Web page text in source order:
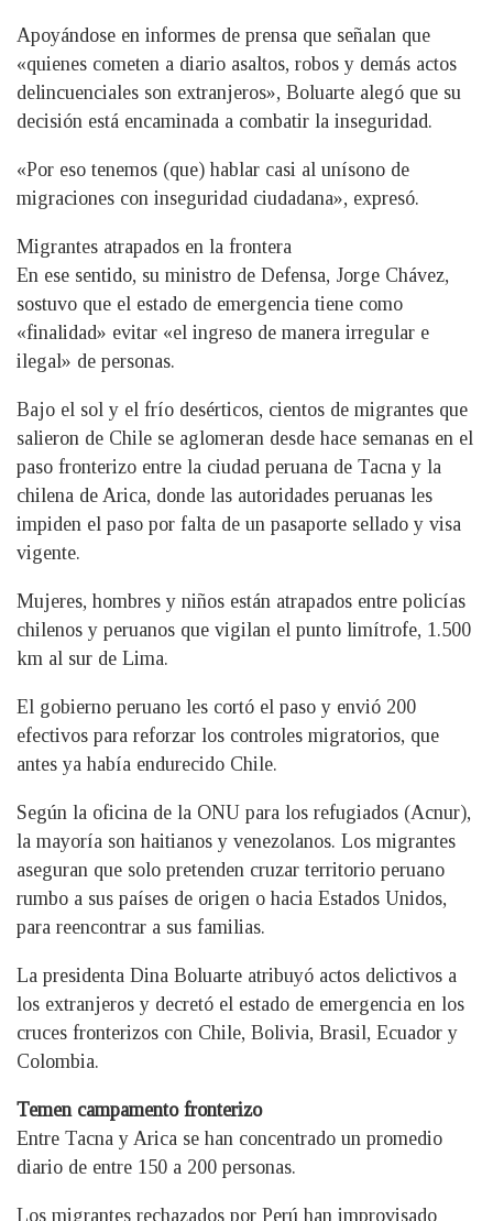
Apoyándose en informes de prensa que señalan que
«quienes cometen a diario asaltos, robos y demás actos
delincuenciales son extranjeros», Boluarte alegó que su
decisión está encaminada a combatir la inseguridad.
«Por eso tenemos (que) hablar casi al unísono de
migraciones con inseguridad ciudadana», expresó.
Migrantes atrapados en la frontera
En ese sentido, su ministro de Defensa, Jorge Chávez,
sostuvo que el estado de emergencia tiene como
«finalidad» evitar «el ingreso de manera irregular e
ilegal» de personas.
Bajo el sol y el frío desérticos, cientos de migrantes que
salieron de Chile se aglomeran desde hace semanas en el
paso fronterizo entre la ciudad peruana de Tacna y la
chilena de Arica, donde las autoridades peruanas les
impiden el paso por falta de un pasaporte sellado y visa
vigente.
Mujeres, hombres y niños están atrapados entre policías
chilenos y peruanos que vigilan el punto limítrofe, 1.500
km al sur de Lima.
El gobierno peruano les cortó el paso y envió 200
efectivos para reforzar los controles migratorios, que
antes ya había endurecido Chile.
Según la oficina de la ONU para los refugiados (Acnur),
la mayoría son haitianos y venezolanos. Los migrantes
aseguran que solo pretenden cruzar territorio peruano
rumbo a sus países de origen o hacia Estados Unidos,
para reencontrar a sus familias.
La presidenta Dina Boluarte atribuyó actos delictivos a
los extranjeros y decretó el estado de emergencia en los
cruces fronterizos con Chile, Bolivia, Brasil, Ecuador y
Colombia.
Temen campamento fronterizo
Entre Tacna y Arica se han concentrado un promedio
diario de entre 150 a 200 personas.
Los migrantes rechazados por Perú han improvisado